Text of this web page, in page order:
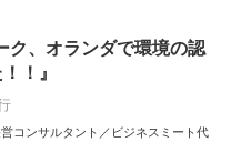
ク、オランダで環境の認
！』
コンサルタント／ビジネスミート代